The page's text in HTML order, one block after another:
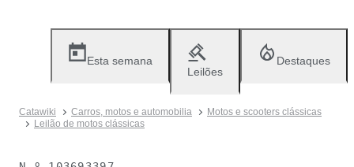
Esta semana
Leilões
Destaques
Catawiki Carros, motos e automobilia
Motos e scooters clássicas
Leilão de motos clássicas